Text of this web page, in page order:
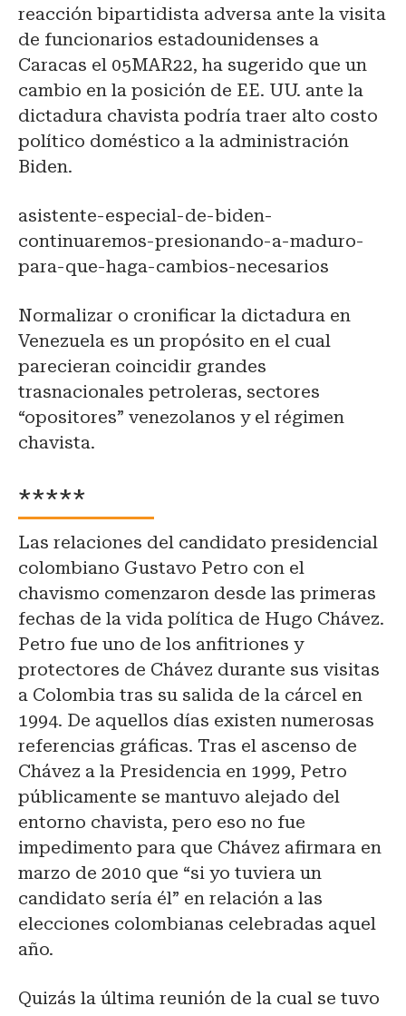
reacción bipartidista adversa ante la visita
de funcionarios estadounidenses a
Caracas el 05MAR22, ha sugerido que un
cambio en la posición de EE. UU. ante la
dictadura chavista podría traer alto costo
político doméstico a la administración
Biden.
asistente-especial-de-biden-
continuaremos-presionando-a-maduro-
para-que-haga-cambios-necesarios
Normalizar o cronificar la dictadura en
Venezuela es un propósito en el cual
parecieran coincidir grandes
trasnacionales petroleras, sectores
“opositores” venezolanos y el régimen
chavista.
*****
Las relaciones del candidato presidencial
colombiano Gustavo Petro con el
chavismo comenzaron desde las primeras
fechas de la vida política de Hugo Chávez.
Petro fue uno de los anfitriones y
protectores de Chávez durante sus visitas
a Colombia tras su salida de la cárcel en
1994. De aquellos días existen numerosas
referencias gráficas. Tras el ascenso de
Chávez a la Presidencia en 1999, Petro
públicamente se mantuvo alejado del
entorno chavista, pero eso no fue
impedimento para que Chávez afirmara en
marzo de 2010 que “si yo tuviera un
candidato sería él” en relación a las
elecciones colombianas celebradas aquel
año.
Quizás la última reunión de la cual se tuvo